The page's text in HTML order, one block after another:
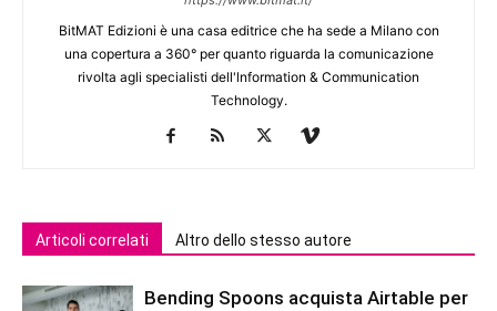
BitMAT Edizioni è una casa editrice che ha sede a Milano con
una copertura a 360° per quanto riguarda la comunicazione
rivolta agli specialisti dell'lnformation & Communication
Technology.
Articoli correlati Altro dello stesso autore
Bending Spoons acquista Airtable per